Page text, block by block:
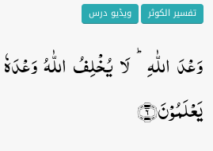
تفسیر الکوثر ویڈیو درس
وَعۡدَ اللّٰہِ ؕ لَا یُخۡلِفُ اللّٰہُ
یَعۡلَمُوۡنَ﴿۶﴾